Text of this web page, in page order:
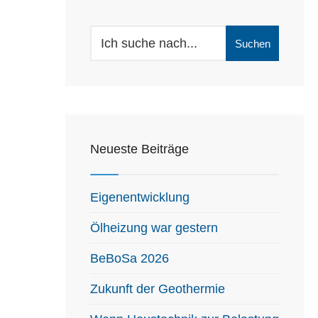
Search
Suchen
Neueste Beiträge
Eigenentwicklung
Ölheizung war gestern
BeBoSa 2026
Zukunft der Geothermie